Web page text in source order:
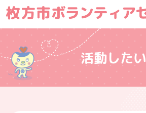
活動したい